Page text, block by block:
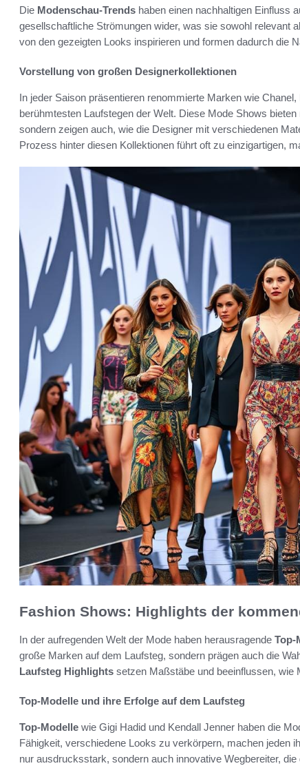
Die Modenschau-Trends haben einen nachhaltigen Einfluss
gesellschaftliche Strömungen wider, was sie sowohl relevant
von den gezeigten Looks inspirieren und formen dadurch die
Vorstellung von großen Designerkollektionen
In jeder Saison präsentieren renommierte Marken wie
berühmtesten Laufstegen der Welt. Diese Mode Shows
sondern zeigen auch, wie die Designer mit verschiedenen
Prozess hinter diesen Kollektionen führt oft zu einzigartigen,
Fashion Shows: Highlights der
In der aufregenden Welt der Mode haben herausragende Top-
große Marken auf dem Laufsteg, sondern prägen auch die
Laufsteg Highlights setzen Maßstäbe und beeinflussen, wie
Top-Modelle und ihre Erfolge auf dem Laufsteg
Top-Modelle wie Gigi Hadid und Kendall Jenner haben die
Fähigkeit, verschiedene Looks zu verkörpern, machen jeden
nur ausdrucksstark, sondern auch innovative Wegbereiter,